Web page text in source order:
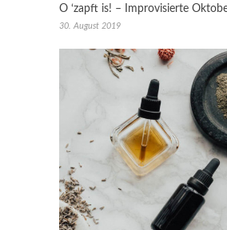
O ‘zapft is! – Improvisierte
30. August 2019